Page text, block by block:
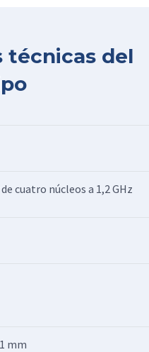
técnicas del
cuatro núcleos a 1,2 GHz
mm